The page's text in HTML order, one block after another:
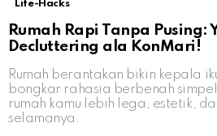
Life-Hacks
Rumah Rapi Tanpa Pusing:
Decluttering ala KonMari!
Rumah berantakan bikin kepala
bongkar rahasia berbenah
rumah kamu lebih lega, estetik,
selamanya.